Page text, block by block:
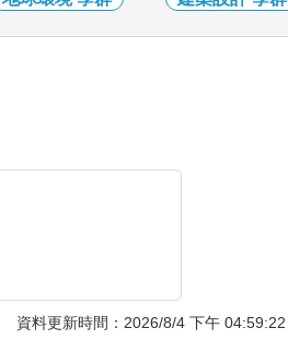
資料更新時間：2026/8/4 下午 04:59:22